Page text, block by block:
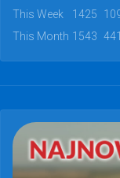
This Week
1425
This Month 1543